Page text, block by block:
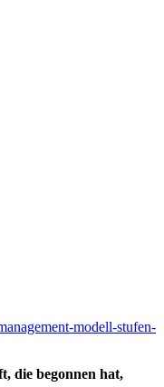
modell-stufen-
die begonnen hat,